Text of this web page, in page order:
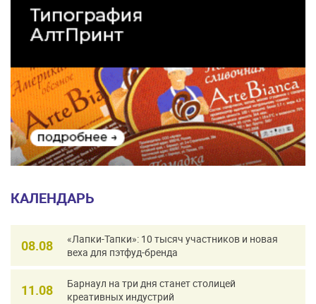
КАЛЕНДАРЬ
08.08
«Лапки-Тапки»: 10 тысяч участников и новая
веха для пэтфуд-бренда
11.08
Барнаул на три дня станет столицей
креативных индустрий